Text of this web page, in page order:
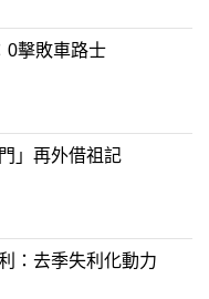
0擊敗車路士
」再外借祖記
：去季失利化動力